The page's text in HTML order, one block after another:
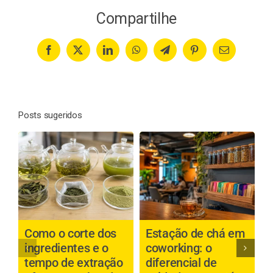
Compartilhe
Facebook
X LinkedInWhatsAppTelegramPinterestEmail
Posts sugeridos
Como o corte dos
ingredientes e o
tempo de extração
Estação de chá em
coworking: o
diferencial de